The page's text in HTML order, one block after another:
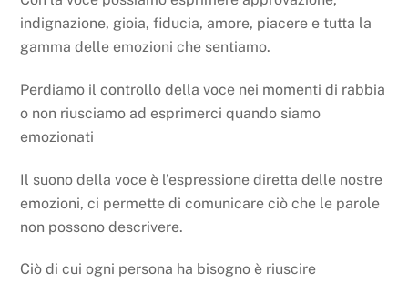
indignazione, gioia, fiducia, amore, piacere e tutta la
gamma delle emozioni che sentiamo.
Perdiamo il controllo della voce nei momenti di rabbia
o non riusciamo ad esprimerci quando siamo
emozionati
Il suono della voce è l’espressione diretta delle nostre
emozioni, ci permette di comunicare ciò che le parole
non possono descrivere.
Ciò di cui ogni persona ha bisogno è riuscire